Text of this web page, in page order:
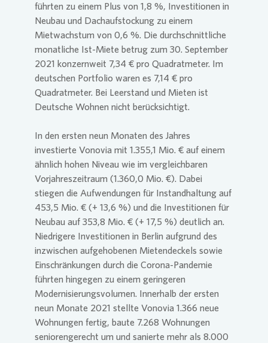
führten zu einem Plus von 1,8 %, Investitionen in
Neubau und Dachaufstockung zu einem
Mietwachstum von 0,6 %. Die durchschnittliche
monatliche Ist-Miete betrug zum 30. September
2021 konzernweit 7,34 € pro Quadratmeter. Im
deutschen Portfolio waren es 7,14 € pro
Quadratmeter. Bei Leerstand und Mieten ist
Deutsche Wohnen nicht berücksichtigt.
In den ersten neun Monaten des Jahres
investierte Vonovia mit 1.355,1 Mio. € auf einem
ähnlich hohen Niveau wie im vergleichbaren
Vorjahreszeitraum (1.360,0 Mio. €). Dabei
stiegen die Aufwendungen für Instandhaltung auf
453,5 Mio. € (+ 13,6 %) und die Investitionen für
Neubau auf 353,8 Mio. € (+ 17,5 %) deutlich an.
Niedrigere Investitionen in Berlin aufgrund des
inzwischen aufgehobenen Mietendeckels sowie
Einschränkungen durch die Corona-Pandemie
führten hingegen zu einem geringeren
Modernisierungsvolumen. Innerhalb der ersten
neun Monate 2021 stellte Vonovia 1.366 neue
Wohnungen fertig, baute 7.268 Wohnungen
seniorengerecht um und sanierte mehr als 8.000